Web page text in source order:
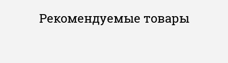
Рекомендуемые товары